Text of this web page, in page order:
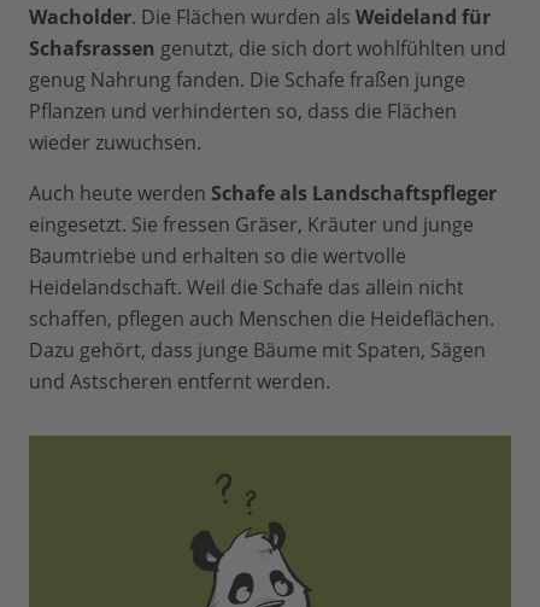
Wacholder. Die Flächen wurden als Weideland für
Schafsrassen genutzt, die sich dort wohlfühlten und
genug Nahrung fanden. Die Schafe fraßen junge
Pflanzen und verhinderten so, dass die Flächen
wieder zuwuchsen.
Auch heute werden Schafe als Landschaftspfleger
eingesetzt. Sie fressen Gräser, Kräuter und junge
Baumtriebe und erhalten so die wertvolle
Heidelandschaft. Weil die Schafe das allein nicht
schaffen, pflegen auch Menschen die Heideflächen.
Dazu gehört, dass junge Bäume mit Spaten, Sägen
und Astscheren entfernt werden.